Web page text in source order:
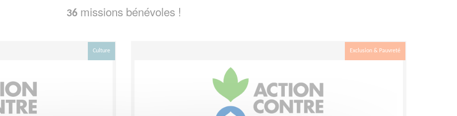
36missions bénévoles !
Culture Exclusion & Pauvreté